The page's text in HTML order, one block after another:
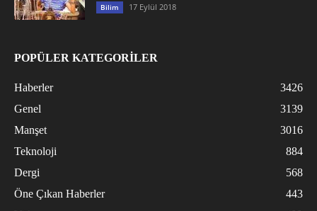
Bilim 17 Eylül 2018
POPÜLER KATEGORİLER
Haberler
3426
Genel
3139
Manşet
3016
Teknoloji
884
Dergi
568
Öne Çıkan Haberler
443